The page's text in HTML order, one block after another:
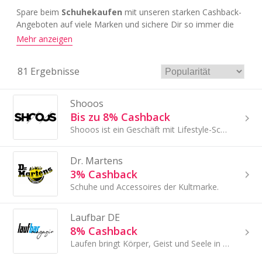
Spare beim Schuhekaufen mit unseren starken Cashback-
Angeboten auf viele Marken und sichere Dir so immer die
besten Deals.
Mehr anzeigen
81 Ergebnisse
Shooos
Bis zu 8% Cashback
Shooos ist ein Geschäft mit Lifestyle-Schuhen, Sneakers, Kleidung und Rucksäcken. Alle Produkte sind auf Lager.
Dr. Martens
3% Cashback
Schuhe und Accessoires der Kultmarke.
Laufbar DE
8% Cashback
Laufen bringt Körper, Geist und Seele in Einklang. Wer regelmäßig läuft verbessert seine Kondition und Ausdauer, zeitgleich auch das Herzkreislaufsys